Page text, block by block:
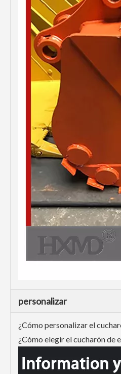
personalizar
¿Cómo personalizar el
¿Cómo elegir el cucharón de